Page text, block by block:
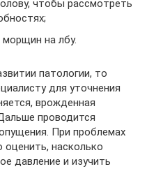
чтобы рассмотреть
на лбу.
патологии, то
для уточнения
врожденная
проводится
При проблемах
оценить, насколько
давление и изучить